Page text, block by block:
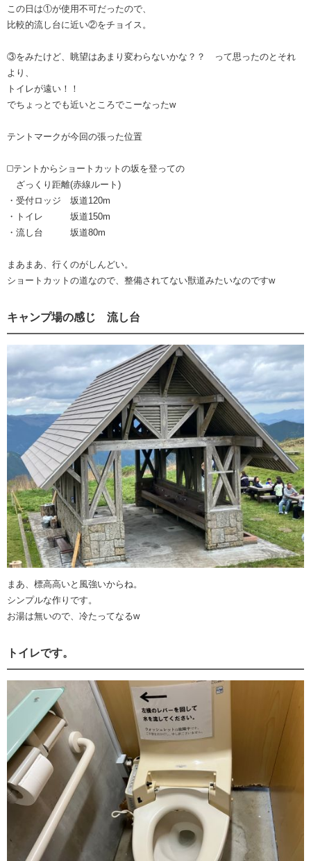
この日は①が使用不可だったので、
比較的流し台に近い②をチョイス。
③をみたけど、眺望はあまり変わらないかな？？ って思ったのとそれ
より、
トイレが遠い！！
でちょっとでも近いところでこーなったw
テントマークが今回の張った位置
◻️テントからショートカットの坂を登っての
ざっくり距離(赤線ルート)
・受付ロッジ 坂道120m
・トイレ 坂道150m
・流し台 坂道80m
まあまあ、行くのがしんどい。
ショートカットの道なので、整備されてない獣道みたいなのですw
キャンプ場の感じ 流し台
まあ、標高高いと風強いからね。
シンプルな作りです。
お湯は無いので、冷たってなるw
トイレです。